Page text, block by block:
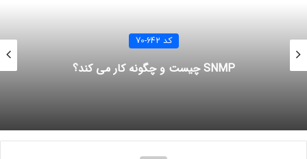
کد 642-70
SNMP چیست و چگونه کار می کند؟